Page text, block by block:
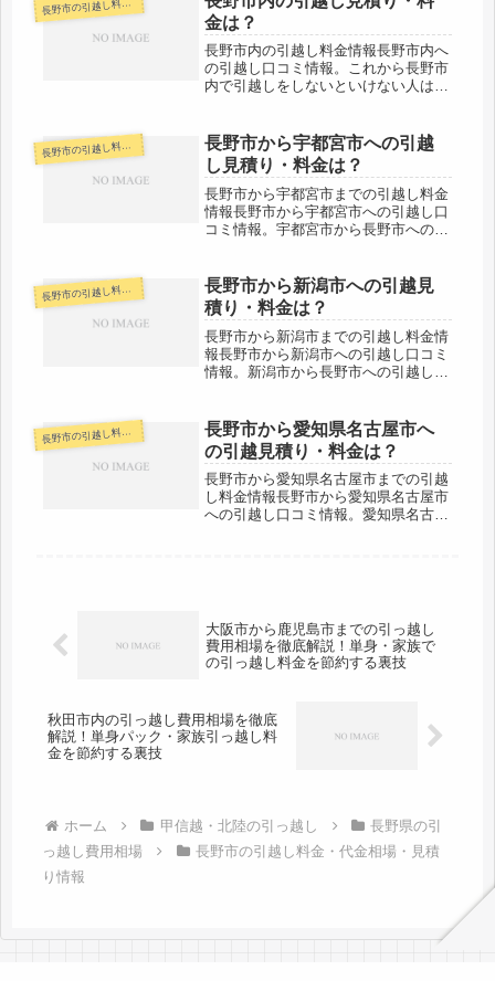
ります。時間にして車で約４時間弱...
長野市の引越し料金・代金相場・見積り情報
金は？
長野市内の引越し料金情報長野市内へ
の引越し口コミ情報。これから長野市
内で引越しをしないといけない人は参
が通常でしょう。料金も格安の引越し
会社などが多いと思います。なるべ...
長野市の引越し料金・代金相場・見積り情報
長野市から宇都宮市への引越
し見積り・料金は？
長野市から宇都宮市までの引越し料金
情報長野市から宇都宮市への引越し口
コミ情報。宇都宮市から長野市への引
と長距離になります。大体の業者さん
で翌日着扱いになることが多いよう
で...
長野市の引越し料金・代金相場・見積り情報
長野市から新潟市への引越見
積り・料金は？
長野市から新潟市までの引越し料金情
報長野市から新潟市への引越し口コミ
情報。新潟市から長野市への引越しさ
なります。（市役所間）車で約３時間
弱の距離ですので、その日のうちの...
長野市の引越し料金・代金相場・見積り情報
長野市から愛知県名古屋市へ
の引越見積り・料金は？
長野市から愛知県名古屋市までの引越
し料金情報長野市から愛知県名古屋市
への引越し口コミ情報。愛知県名古屋
大阪市から鹿児島市までの引っ越し
費用相場を徹底解説！単身・家族で
の引っ越し料金を節約する裏技
秋田市内の引っ越し費用相場を徹底
解説！単身パック・家族引っ越し料
金を節約する裏技
ホーム 甲信越・北陸の引っ越し
長野県の引
っ越し費用相場
長野市の引越し料金・代金相場・見積
り情報